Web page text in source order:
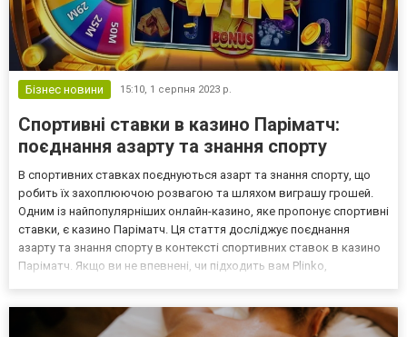
Бізнес новини 15:10, 1 серпня 2023 р.
Спортивні ставки в казино Паріматч:
поєднання азарту та знання спорту
В спортивних ставках поєднуються азарт та знання спорту, що
робить їх захоплюючою розвагою та шляхом виграшу грошей.
Одним із найпопулярніших онлайн-казино, яке пропонує спортивні
ставки, є казино Паріматч. Ця стаття досліджує поєднання
азарту та знання спорту в контексті спортивних ставок в казино
Паріматч. Якщо ви не впевнені, чи підходить вам Plinko,